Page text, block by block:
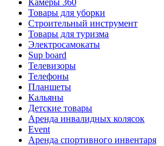
Камеры 360
Товары для уборки
Строительный инструмент
Товары для туризма
Электросамокаты
Sup board
Телевизоры
Телефоны
Планшеты
Кальяны
Детские товары
Аренда инвалидных колясок
Event
Аренда спортивного инвентаря